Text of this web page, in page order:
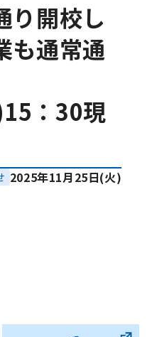
り開校し
も通常通
：30現
2025年11月25日(火)